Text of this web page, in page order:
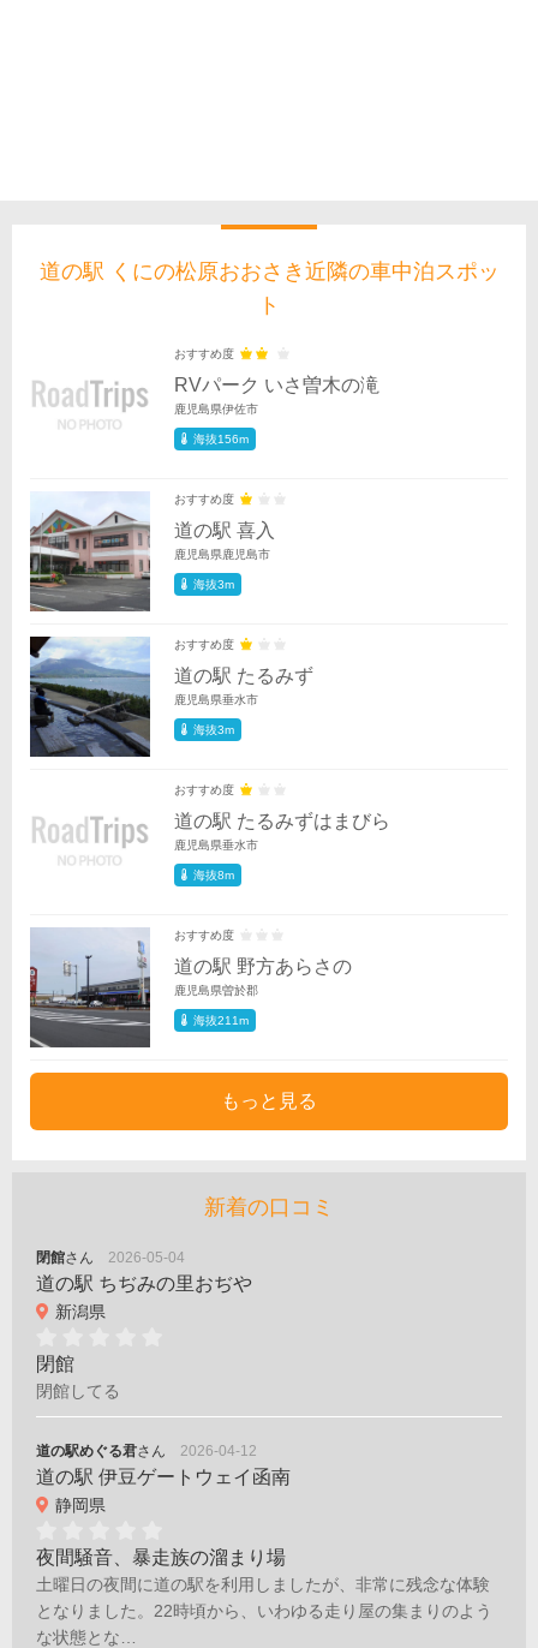
道の駅 くにの松原おおさき近隣の車中泊スポッ
ト
おすすめ度
RVパーク いさ曽木の滝
鹿児島県伊佐市
海抜156m
おすすめ度
道の駅 喜入
鹿児島県鹿児島市
海抜3m
おすすめ度
道の駅 たるみず
鹿児島県垂水市
海抜3m
おすすめ度
道の駅 たるみずはまびら
鹿児島県垂水市
海抜8m
おすすめ度
道の駅 野方あらさの
鹿児島県曽於郡
海抜211m
もっと見る
新着の口コミ
閉館さん 2026-05-04
道の駅 ちぢみの里おぢや
新潟県
閉館
閉館してる
道の駅めぐる君さん 2026-04-12
道の駅 伊豆ゲートウェイ函南
静岡県
夜間騒音、暴走族の溜まり場
土曜日の夜間に道の駅を利用しましたが、非常に残念な体験
となりました。22時頃から、いわゆる走り屋の集まりのよう
な状態とな…